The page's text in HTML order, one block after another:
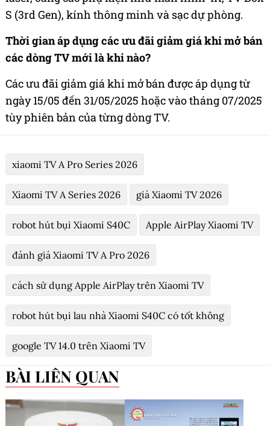
S (3rd Gen), kính thông minh và sạc dự phòng.
Thời gian áp dụng các ưu đãi giảm giá khi mở bán
các dòng TV mới là khi nào?
Các ưu đãi giảm giá khi mở bán được áp dụng từ
ngày 15/05 đến 31/05/2025 hoặc vào tháng 07/2025
tùy phiên bản của từng dòng TV.
xiaomi TV A Pro Series 2026
Xiaomi TV A Series 2026 giá Xiaomi TV 2026
robot hút bụi Xiaomi S40C Apple AirPlay Xiaomi TV
đánh giá Xiaomi TV A Pro 2026
cách sử dụng Apple AirPlay trên Xiaomi TV
robot hút bụi lau nhà Xiaomi S40C có tốt không
google TV 14.0 trên Xiaomi TV
BÀI LIÊN QUAN